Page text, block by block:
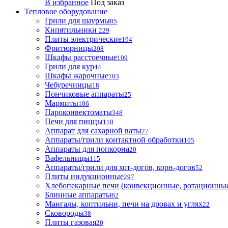
В избранное Под заказ
Тепловое оборудование
Грили для шаурмы85
Кипятильники 229
Плиты электрические194
Фритюрницы208
Шкафы расстоечные109
Грили для кур44
Шкафы жарочные103
Чебуречницы18
Пончиковые аппараты25
Мармиты106
Пароконвектоматы348
Печи для пиццы110
Аппарат для сахарной ваты27
Аппараты/грили контактной обработки105
Аппараты для попкорна20
Вафельницы115
Аппараты/грили для хот-догов, корн-догов52
Плиты индукционные297
Хлебопекарные печи (конвекционные,
Блинные аппараты62
Мангалы, коптильни, печи на дровах и углях22
Сковороды38
Плиты газовая20